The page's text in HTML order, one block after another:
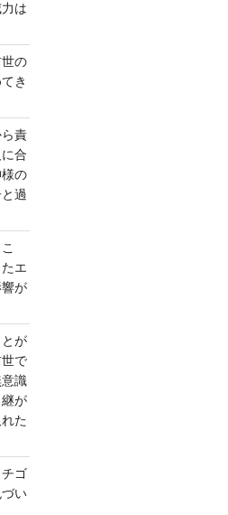
は
の
き
責
合
の
過
エ
が
が
で
識
が
た
ゴ
い